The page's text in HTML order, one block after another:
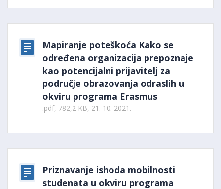
Mapiranje poteškoća Kako se
određena organizacija prepoznaje
kao potencijalni prijavitelj za
područje obrazovanja odraslih u
okviru programa Erasmus
.pdf, 782,2 KB, 21. 10. 2021.
Priznavanje ishoda mobilnosti
studenata u okviru programa